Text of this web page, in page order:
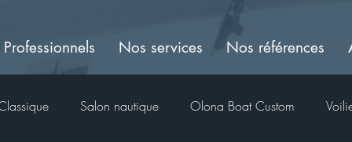
Professionnels Nos services Nos références
Salon nautique Olona Boat Custom